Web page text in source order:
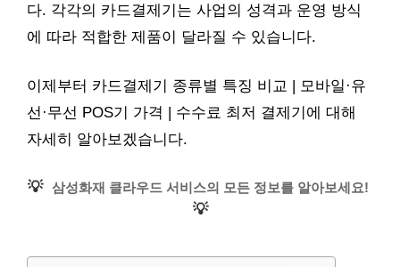
다. 각각의 카드결제기는 사업의 성격과 운영 방식
에 따라 적합한 제품이 달라질 수 있습니다.
이제부터 카드결제기 종류별 특징 비교 | 모바일·유
선·무선 POS기 가격 | 수수료 최저 결제기에 대해
자세히 알아보겠습니다.
💡 삼성화재 클라우드 서비스의 모든 정보를 알아보세요!
💡